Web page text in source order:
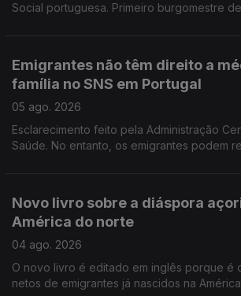
Social portuguesa. Primeiro burgomestre
Emigrantes não têm direito a
família no SNS em Portugal
05 ago. 2026
Esclarecimento feito pela Administração
Saúde. No entanto, os emigrantes podem
Novo livro sobre a diáspora
América do norte
04 ago. 2026
O novo livro é editado em inglês porque é
netos de emigrantes já nascidos na